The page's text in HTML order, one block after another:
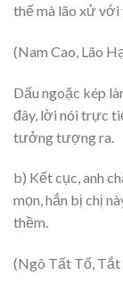
thế mà lão xử với
(Nam Cao, Lão
Dấu ngoặc kép
đây, lời nói trực
tưởng tượng ra.
b) Kết cục, anh
mọn, hắn bị chị
thềm.
(Ngô Tất Tố, Tắt